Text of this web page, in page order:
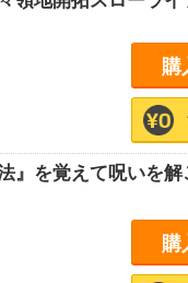
購
』を覚えて呪いを解
購